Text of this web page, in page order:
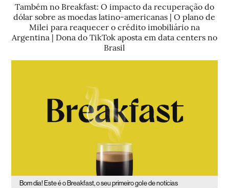
Também no Breakfast: O impacto da recuperação do
dólar sobre as moedas latino-americanas | O plano de
Milei para reaquecer o crédito imobiliário na
Argentina | Dona do TikTok aposta em data centers no
Brasil
Bom dia! Este é o Breakfast, o seu primeiro gole de notícias